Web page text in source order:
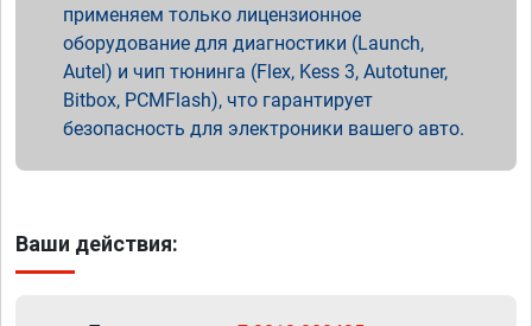
применяем только лицензионное
оборудование для диагностики (Launch,
Autel) и чип тюнинга (Flex, Kess 3, Autotuner,
Bitbox, PCMFlash), что гарантирует
безопасность для электроники вашего авто.
Ваши действия: